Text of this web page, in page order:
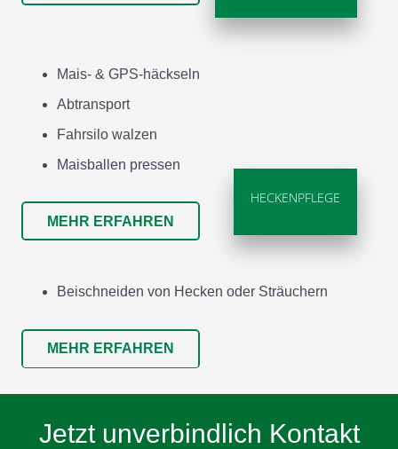
Mais- & GPS-häckseln
Abtransport
Fahrsilo walzen
Maisballen pressen
MEHR ERFAHREN
HECKENPFLEGE
Beischneiden von Hecken oder Sträuchern
MEHR ERFAHREN
Jetzt unverbindlich Kontakt